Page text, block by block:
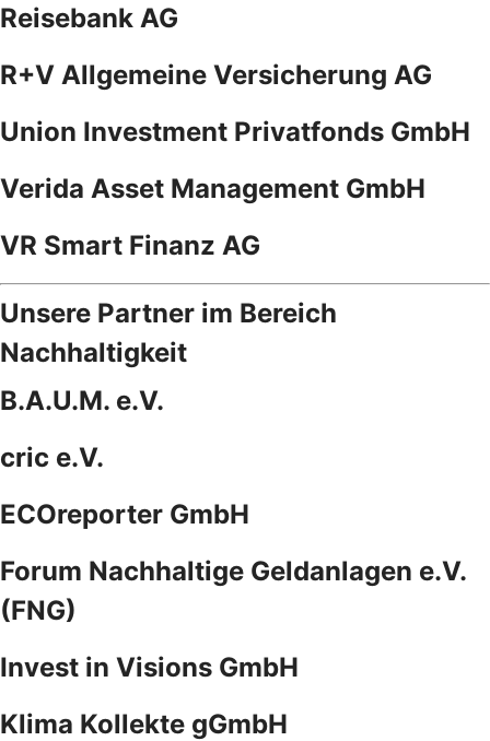
Reisebank AG
R+V Allgemeine Versicherung AG
Union Investment Privatfonds GmbH
Verida Asset Management GmbH
VR Smart Finanz AG
Unsere Partner im Bereich
Nachhaltigkeit
B.A.U.M. e.V.
cric e.V.
ECOreporter GmbH
Forum Nachhaltige Geldanlagen e.V.
(FNG)
Invest in Visions GmbH
Klima Kollekte gGmbH